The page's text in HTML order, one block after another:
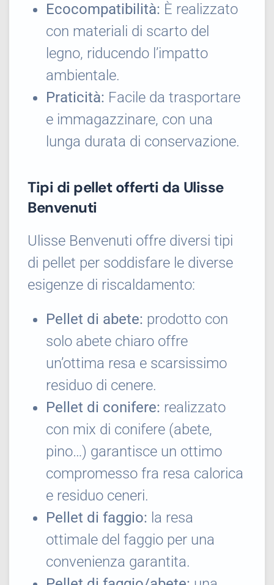
Ecocompatibilità: È realizzato
con materiali di scarto del
legno, riducendo l’impatto
ambientale.
Praticità: Facile da trasportare
e immagazzinare, con una
lunga durata di conservazione.
Tipi di pellet offerti da Ulisse
Benvenuti
Ulisse Benvenuti offre diversi tipi
di pellet per soddisfare le diverse
esigenze di riscaldamento:
Pellet di abete: prodotto con
solo abete chiaro offre
un’ottima resa e scarsissimo
residuo di cenere.
Pellet di conifere: realizzato
con mix di conifere (abete,
pino…) garantisce un ottimo
compromesso fra resa calorica
e residuo ceneri.
Pellet di faggio: la resa
ottimale del faggio per una
convenienza garantita.